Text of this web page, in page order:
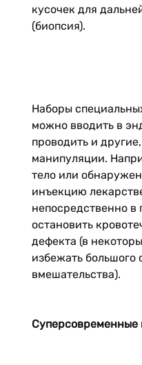
кусочек для
(биопсия).
Наборы
можно вводить в
проводить и
манипуляции.
тело или
инъекцию
непосредственно
остановить
дефекта (в
избежать большого
вмешательства).
Суперсовременные